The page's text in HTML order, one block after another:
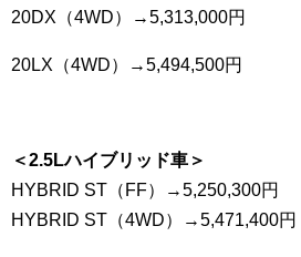
20DX（4WD）→5,313,000円
20LX（4WD）→5,494,500円
＜2.5Lハイブリッド車＞
HYBRID ST（FF）→5,250,300円
HYBRID ST（4WD）→5,471,400円